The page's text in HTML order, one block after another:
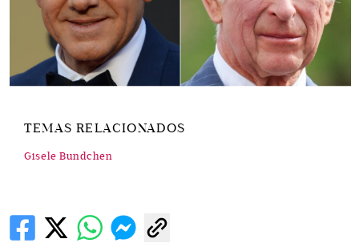
TEMAS RELACIONADOS
Gisele Bundchen